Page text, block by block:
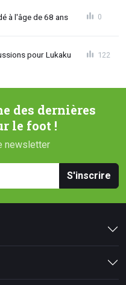
à l'âge de 68 ans 0
pour Lukaku 122
des dernières
le foot !
newsletter
S'inscrire